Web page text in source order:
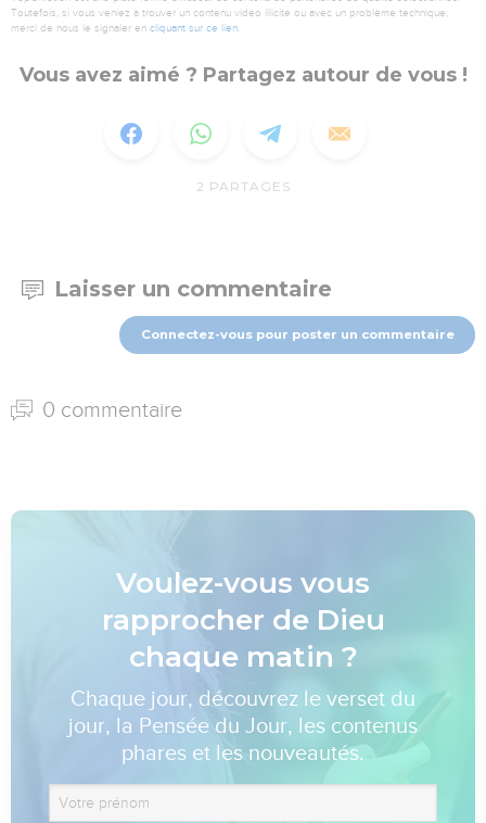
Toutefois, si vous veniez à trouver un contenu vidéo illicite ou avec un problème technique,
merci de nous le signaler en cliquant sur ce lien.
Vous avez aimé ? Partagez autour de vous !
2 PARTAGES
Laisser un commentaire
Connectez-vous pour poster un commentaire
0 commentaire
Voulez-vous vous
rapprocher de Dieu
chaque matin ?
Chaque jour, découvrez le verset du
jour, la Pensée du Jour, les contenus
phares et les nouveautés.